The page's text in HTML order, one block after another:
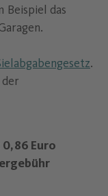
Beispiel das
.
0,86 Euro